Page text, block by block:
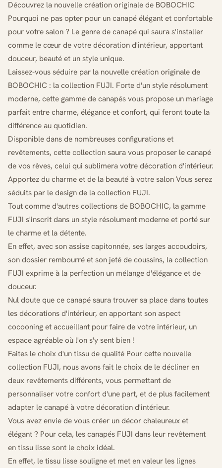
Découvrez la nouvelle création originale de BOBOCHIC
Pourquoi ne pas opter pour un canapé élégant et confortable
pour votre salon ? Le genre de canapé qui saura s'installer
comme le cœur de votre décoration d'intérieur, apportant
douceur, beauté et un style unique.
Laissez-vous séduire par la nouvelle création originale de
BOBOCHIC : la collection FUJI. Forte d'un style résolument
moderne, cette gamme de canapés vous propose un mariage
parfait entre charme, élégance et confort, qui feront toute la
différence au quotidien.
Disponible dans de nombreuses configurations et
revêtements, cette collection saura vous proposer le canapé
de vos rêves, celui qui sublimera votre décoration d'intérieur.
Apportez du charme et de la beauté à votre salon Vous serez
séduits par le design de la collection FUJI.
Tout comme d'autres collections de BOBOCHIC, la gamme
FUJI s'inscrit dans un style résolument moderne et porté sur
le charme et la détente.
En effet, avec son assise capitonnée, ses larges accoudoirs,
son dossier rembourré et son jeté de coussins, la collection
FUJI exprime à la perfection un mélange d'élégance et de
douceur.
Nul doute que ce canapé saura trouver sa place dans toutes
les décorations d'intérieur, en apportant son aspect
cocooning et accueillant pour faire de votre intérieur, un
espace agréable où l'on s'y sent bien !
Faites le choix d'un tissu de qualité Pour cette nouvelle
collection FUJI, nous avons fait le choix de le décliner en
deux revêtements différents, vous permettant de
personnaliser votre confort d'une part, et de plus facilement
adapter le canapé à votre décoration d'intérieur.
Vous avez envie de vous créer un décor chaleureux et
élégant ? Pour cela, les canapés FUJI dans leur revêtement
en tissu lisse sont le choix idéal.
En effet, le tissu lisse souligne et met en valeur les lignes